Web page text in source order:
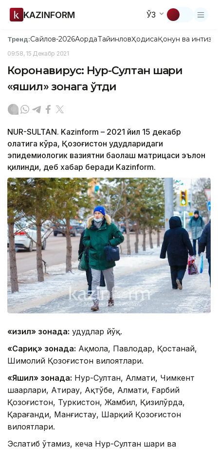
KAZINFORM ЎЗ
Тренд:Сайлов-2026АқордаТайинловҲодисаҚонун ва
09:58, 15 Декабр 2021
Коронавирус: Нур-Султан шаҳри
«яшил» зонага ўтди
NUR-SULTAN. Kazinform – 2021 йил 15 декабр
ҳолатига кўра, Қозоғистон ҳудудларидаги
эпидемиологик вазиятни баҳолаш матрицаси эълон
қилинди, деб хабар беради Kazinform.
«Қизил» зонада: ҳудудлар йўқ.
«Сариқ» зонада: Ақмола, Павлодар, Қостанай,
Шимолий Қозоғистон вилоятлари.
«Яшил» зонада: Нур-Султан, Алмати, Чимкент
шаҳарлари, Атирау, Ақтўбе, Алмати, Ғарбий
Қозоғистон, Туркистон, Жамбил, Қизилўрда,
Қарағанди, Манғистау, Шарқий Қозоғистон
вилоятлари.
Эслатиб ўтамиз, кеча Нур-Султан шаҳри ва